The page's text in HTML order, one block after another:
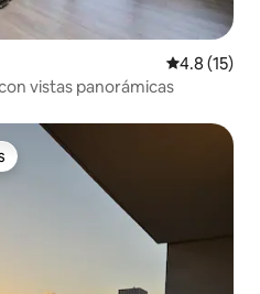
Calificación
4.8 (15)
vistas panorámicas